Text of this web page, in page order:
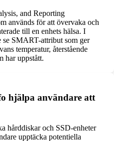
and Reporting
används för att övervaka och
till en enhets hälsa. I
SMART-attribut som ger
temperatur, återstående
har uppstått.
hjälpa användare att
hårddiskar och SSD-enheter
upptäcka potentiella